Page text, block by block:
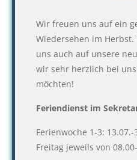
Wir freuen uns auf ein
Wiedersehen im
uns auch auf unsere
wir sehr herzlich bei
möchten!
Feriendienst im
Ferienwoche 1-3:
Freitag jeweils von